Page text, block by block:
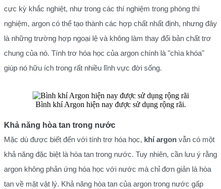
cực kỳ khắc nghiệt, như trong các thí nghiệm trong phòng thí
nghiệm, argon có thể tạo thành các hợp chất nhất định, nhưng đây
là những trường hợp ngoại lệ và không làm thay đổi bản chất trơ
chung của nó. Tính trơ hóa học của argon chính là "chìa khóa"
giúp nó hữu ích trong rất nhiều lĩnh vực đời sống.
Bình khí Argon hiện nay được sử dụng rộng rãi.
Khả năng hòa tan trong nước
Mặc dù được biết đến với tính trơ hóa học, khí argon vẫn có một
khả năng đặc biệt là hòa tan trong nước. Tuy nhiên, cần lưu ý rằng
argon không phản ứng hóa học với nước mà chỉ đơn giản là hòa
tan về mặt vật lý. Khả năng hòa tan của argon trong nước gấp